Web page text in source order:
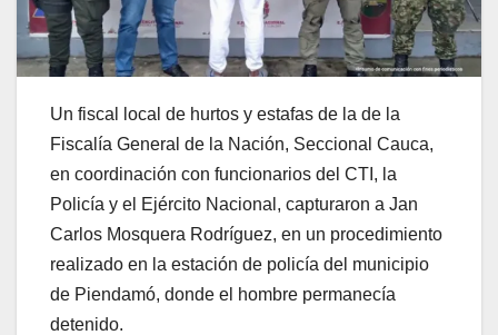
Un fiscal local de hurtos y estafas de la de la
Fiscalía General de la Nación, Seccional Cauca,
en coordinación con funcionarios del CTI, la
Policía y el Ejército Nacional, capturaron a Jan
Carlos Mosquera Rodríguez, en un procedimiento
realizado en la estación de policía del municipio
de Piendamó, donde el hombre permanecía
detenido.